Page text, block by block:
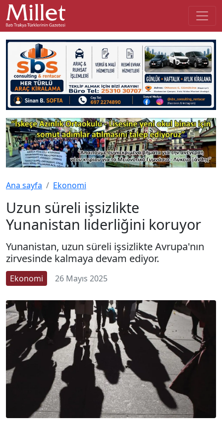
Ana sayfa Ekonomi
Uzun süreli işsizlikte
Yunanistan liderliğini koruyor
Yunanistan, uzun süreli işsizlikte Avrupa'nın
zirvesinde kalmaya devam ediyor.
Ekonomi 26 Mayıs 2025